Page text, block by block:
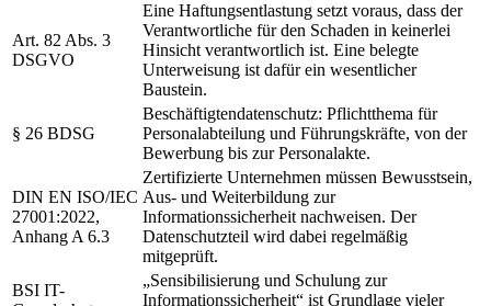
Art. 82 Abs. 3
DSGVO
Eine Haftungsentlastung setzt voraus, dass der
Verantwortliche für den Schaden in keinerlei
Hinsicht verantwortlich ist. Eine belegte
Unterweisung ist dafür ein wesentlicher
Baustein.
§ 26 BDSG
Beschäftigtendatenschutz: Pflichtthema für
Personalabteilung und Führungskräfte, von der
Bewerbung bis zur Personalakte.
DIN EN ISO/IEC
27001:2022,
Anhang A 6.3
Zertifizierte Unternehmen müssen Bewusstsein,
Aus- und Weiterbildung zur
Informationssicherheit nachweisen. Der
Datenschutzteil wird dabei regelmäßig
mitgeprüft.
BSI IT-
„Sensibilisierung und Schulung zur
Informationssicherheit“ ist Grundlage vieler